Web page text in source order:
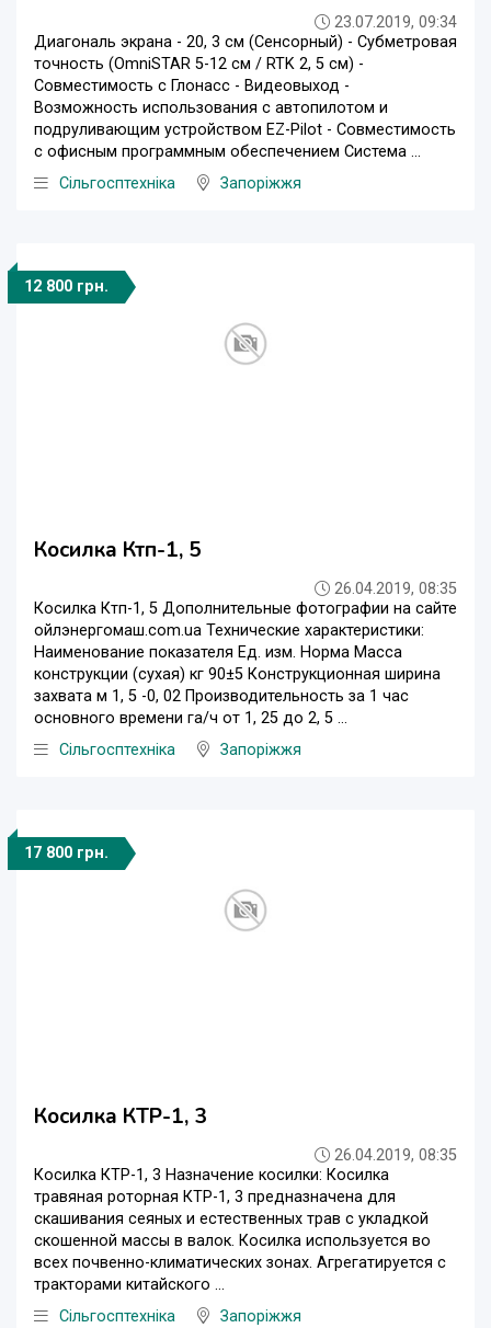
23.07.2019, 09:34
Диагональ экрана - 20, 3 см (Сенсорный) - Субметровая
точность (OmniSTAR 5-12 см / RTK 2, 5 см) -
Совместимость с Глонасс - Видеовыход -
Возможность использования с автопилотом и
подруливающим устройством EZ-Pilot - Совместимость
с офисным программным обеспечением Система ...
Сільгосптехніка
Запоріжжя
12 800 грн.
Косилка Ктп-1, 5
26.04.2019, 08:35
Косилка Ктп-1, 5 Дополнительные фотографии на сайте
ойлэнергомаш.com.ua Технические характеристики:
Наименование показателя Ед. изм. Норма Масса
конструкции (сухая) кг 90±5 Конструкционная ширина
захвата м 1, 5 -0, 02 Производительность за 1 час
основного времени га/ч от 1, 25 до 2, 5 ...
Сільгосптехніка
Запоріжжя
17 800 грн.
Косилка КТР-1, 3
26.04.2019, 08:35
Косилка КТР-1, 3 Назначение косилки: Косилка
травяная роторная КТР-1, 3 предназначена для
скашивания сеяных и естественных трав с укладкой
скошенной массы в валок. Косилка используется во
всех почвенно-климатических зонах. Агрегатируется с
тракторами китайского ...
Сільгосптехніка
Запоріжжя